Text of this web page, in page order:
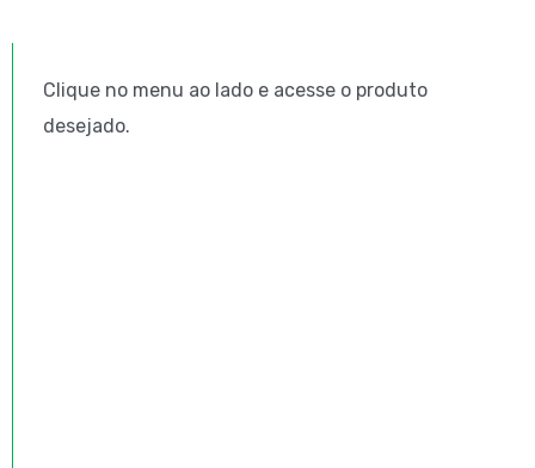
Clique no menu ao lado e acesse o produto
desejado.